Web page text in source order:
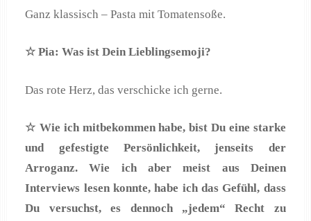
Ganz klassisch – Pasta mit Tomatensoße.
☆ Pia: Was ist Dein Lieblingsemoji?
Das rote Herz, das verschicke ich gerne.
☆ Wie ich mitbekommen habe, bist Du eine starke
und gefestigte Persönlichkeit, jenseits der
Arroganz. Wie ich aber meist aus Deinen
Interviews lesen konnte, habe ich das Gefühl, dass
Du versuchst, es dennoch „jedem“ Recht zu